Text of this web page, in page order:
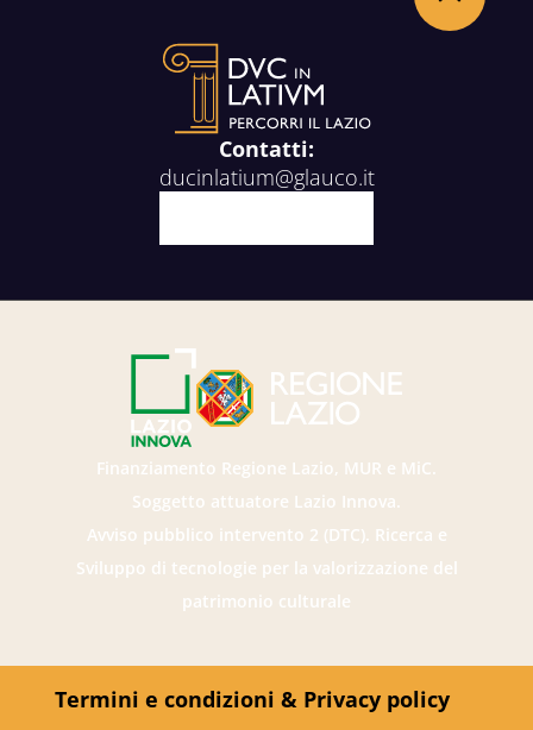
Contatti:
ducinlatium@glauco.it
Finanziamento Regione Lazio, MUR e MiC.
Soggetto attuatore Lazio Innova.
Avviso pubblico intervento 2 (DTC). Ricerca e
Sviluppo di tecnologie per la valorizzazione del
patrimonio culturale
Termini e condizioni & Privacy policy
Torna in alto